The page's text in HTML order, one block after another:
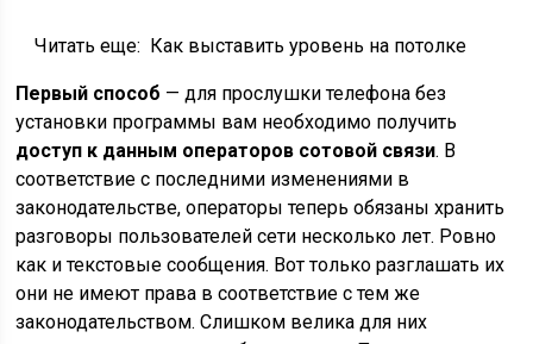
Читать еще: Как выставить уровень на потолке
Первый способ — для прослушки телефона без
установки программы вам необходимо получить
доступ к данным операторов сотовой связи. В
соответствие с последними изменениями в
законодательстве, операторы теперь обязаны хранить
разговоры пользователей сети несколько лет. Ровно
как и текстовые сообщения. Вот только разглашать их
они не имеют права в соответствие с тем же
законодательством. Слишком велика для них